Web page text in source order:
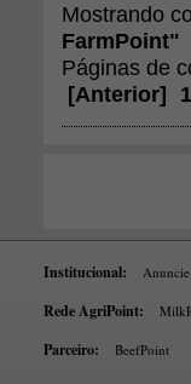
Mostrando
FarmPoint"
Páginas de
[Anterior] 1
Institucional: Anuncie
Rede AgriPoint:
Parceiro: BeefPoint